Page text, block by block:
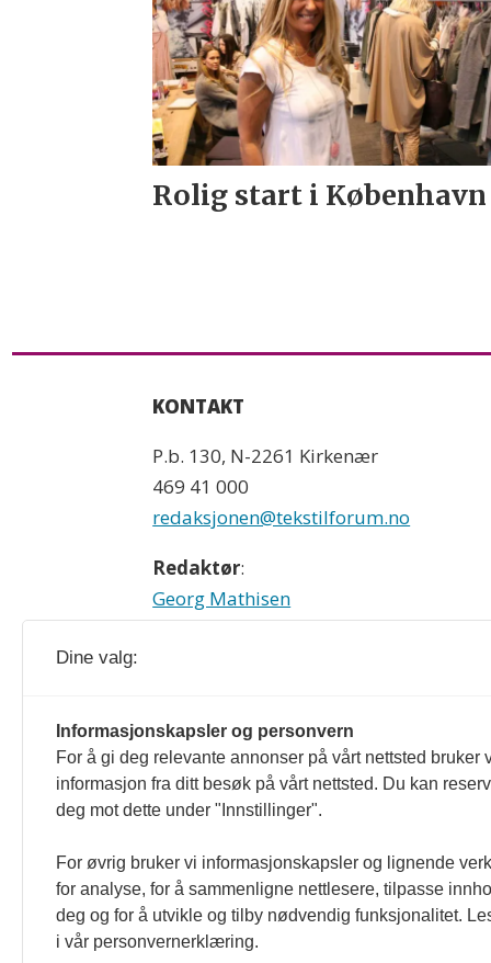
Rolig start i København
KONTAKT
P.b. 130, N-2261 Kirkenær
469 41 000
redaksjonen@tekstilforum.no
Redaktør:
Georg Mathisen
90 93 28 97
Tekstilforum og tekstilforum.no
formulert i Norsk Presseforbunds
Dine valg:
Informasjonskapsler og personvern
For å gi deg relevante annonser på vårt nettsted bruker
informasjon fra ditt besøk på vårt nettsted. Du kan
deg mot dette under "Innstillinger".
For øvrig bruker vi informasjonskapsler og lignende
for analyse, for å sammenligne nettlesere, tilpasse
deg og for å utvikle og tilby nødvendig funksjonalitet.
i vår personvernerklæring.